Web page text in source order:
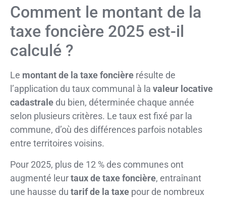
Comment le montant de la
taxe foncière 2025 est-il
calculé ?
Le montant de la taxe foncière résulte de
l’application du taux communal à la valeur locative
cadastrale du bien, déterminée chaque année
selon plusieurs critères. Le taux est fixé par la
commune, d’où des différences parfois notables
entre territoires voisins.
Pour 2025, plus de 12 % des communes ont
augmenté leurtaux de taxe foncière, entraînant
une hausse du tarif de la taxe pour de nombreux